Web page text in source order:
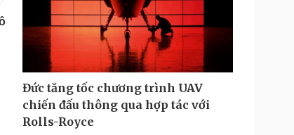
tin doanh nghiệp
nghiệp 24h
nhân
Sành điệu
Tin Công nghệ
Trải nghiệm
Chuyển đổi số
Podcast
Câu chuyện thời sự
Đức tăng tốc chương trình UAV
chiến đấu thông qua hợp tác với
Rolls-Royce